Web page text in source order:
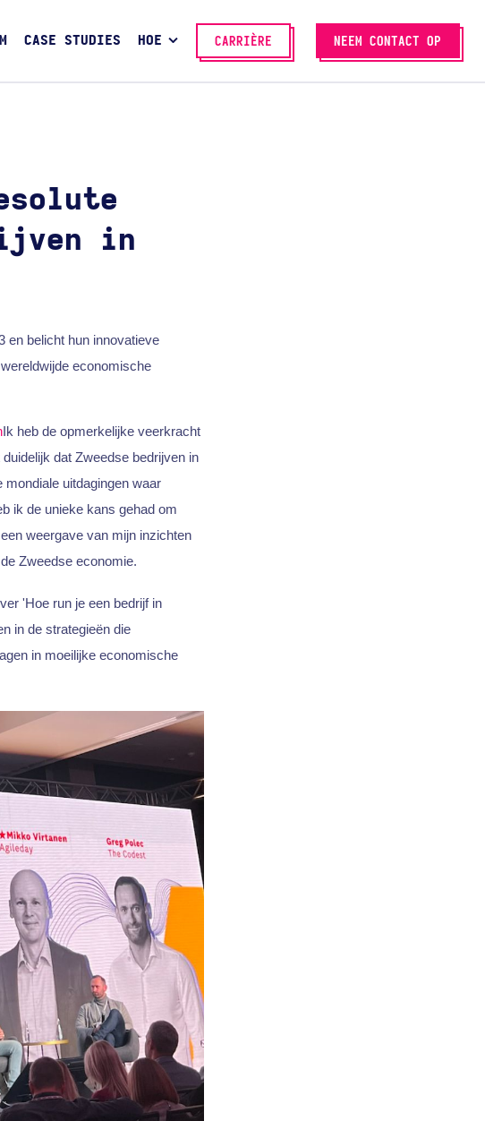
CASE STUDIES HOE CARRIÈRE NEEM CONTACT OP
in
en belicht hun innovatieve
economische
Ik heb de opmerkelijke veerkracht
dat Zweedse bedrijven in
uitdagingen waar
ik de unieke kans gehad om
weergave van mijn inzichten
Zweedse economie.
'Hoe run je een bedrijf in
in de strategieën die
in moeilijke economische